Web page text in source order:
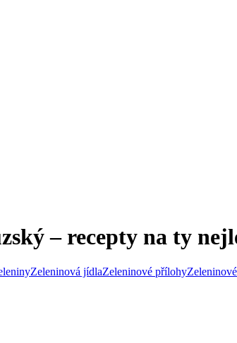
– recepty na ty
Zeleninová jídlaZeleninové přílohy